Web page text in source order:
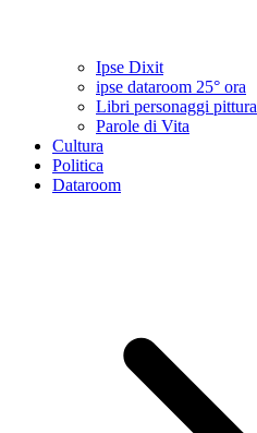
Ipse Dixit
ipse dataroom 25° ora
Libri personaggi pittura
Parole di Vita
Cultura
Politica
Dataroom